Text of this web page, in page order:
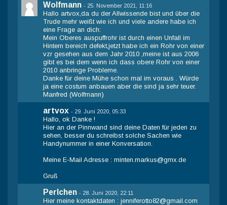
Wolfmann - 25. November 2021, 11:16
Hallo artvox,da du der Allwissende bist und über die
Trude mehr weißt wie ich und viele andere habe ich
eine Frage an dich:
Mein Oberes auspuffrohr ist durch einen Unfall im
Hintern bereich defekt,jetzt habe ich ein Rohr von einer
vzr gesehen aus dem Jahr 2010 ,meine ist aus 2006
gibt es bei dem wenn ich dass obere Rohr von einer
2010 anbringe Probleme.
Danke für deine Mühe schon mal im voraus . Würde
ja eine costum anbauen aber die sind ja sehr teuer.
Manfred (Wolfmann)
artvox - 29. Juni 2020, 05:33
Hallo, ok Danke !
Hier an der Pinnwand sind deine Daten für jeden zu
sehen, besser du schreibst solche Sachen wie
Handynummer in einer Konversation.
Meine E-Mail Adresse : minten.markus@gmx.de
Gruß
Perlchen - 28. Juni 2020, 22:11
Hier meine kontaktdaten : jenniferotto82@gmail.com